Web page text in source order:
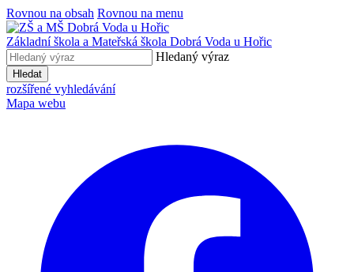
Rovnou na obsah Rovnou na menu
Základní škola a Mateřská škola Dobrá Voda u Hořic
Hledaný výraz
Hledat
rozšířené vyhledávání
Mapa webu